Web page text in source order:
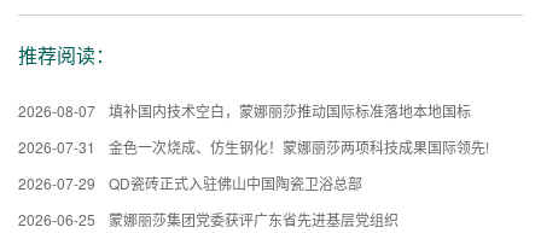
推荐阅读：
2026-08-07
填补国内技术空白，蒙娜丽莎推动国际标准落地本地国标
2026-07-31
金色一次烧成、仿生钢化！蒙娜丽莎两项科技成果国际领先!
2026-07-29
QD瓷砖正式入驻佛山中国陶瓷卫浴总部
2026-06-25
蒙娜丽莎集团党委获评广东省先进基层党组织